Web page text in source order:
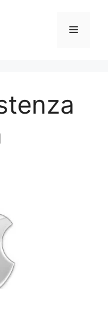
Menu